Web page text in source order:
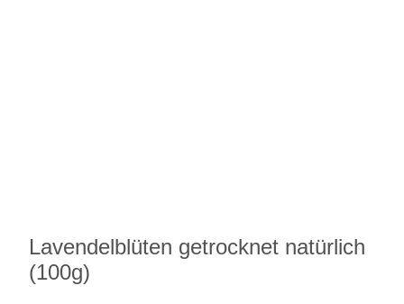
Lavendelblüten getrocknet natürlich
(100g)